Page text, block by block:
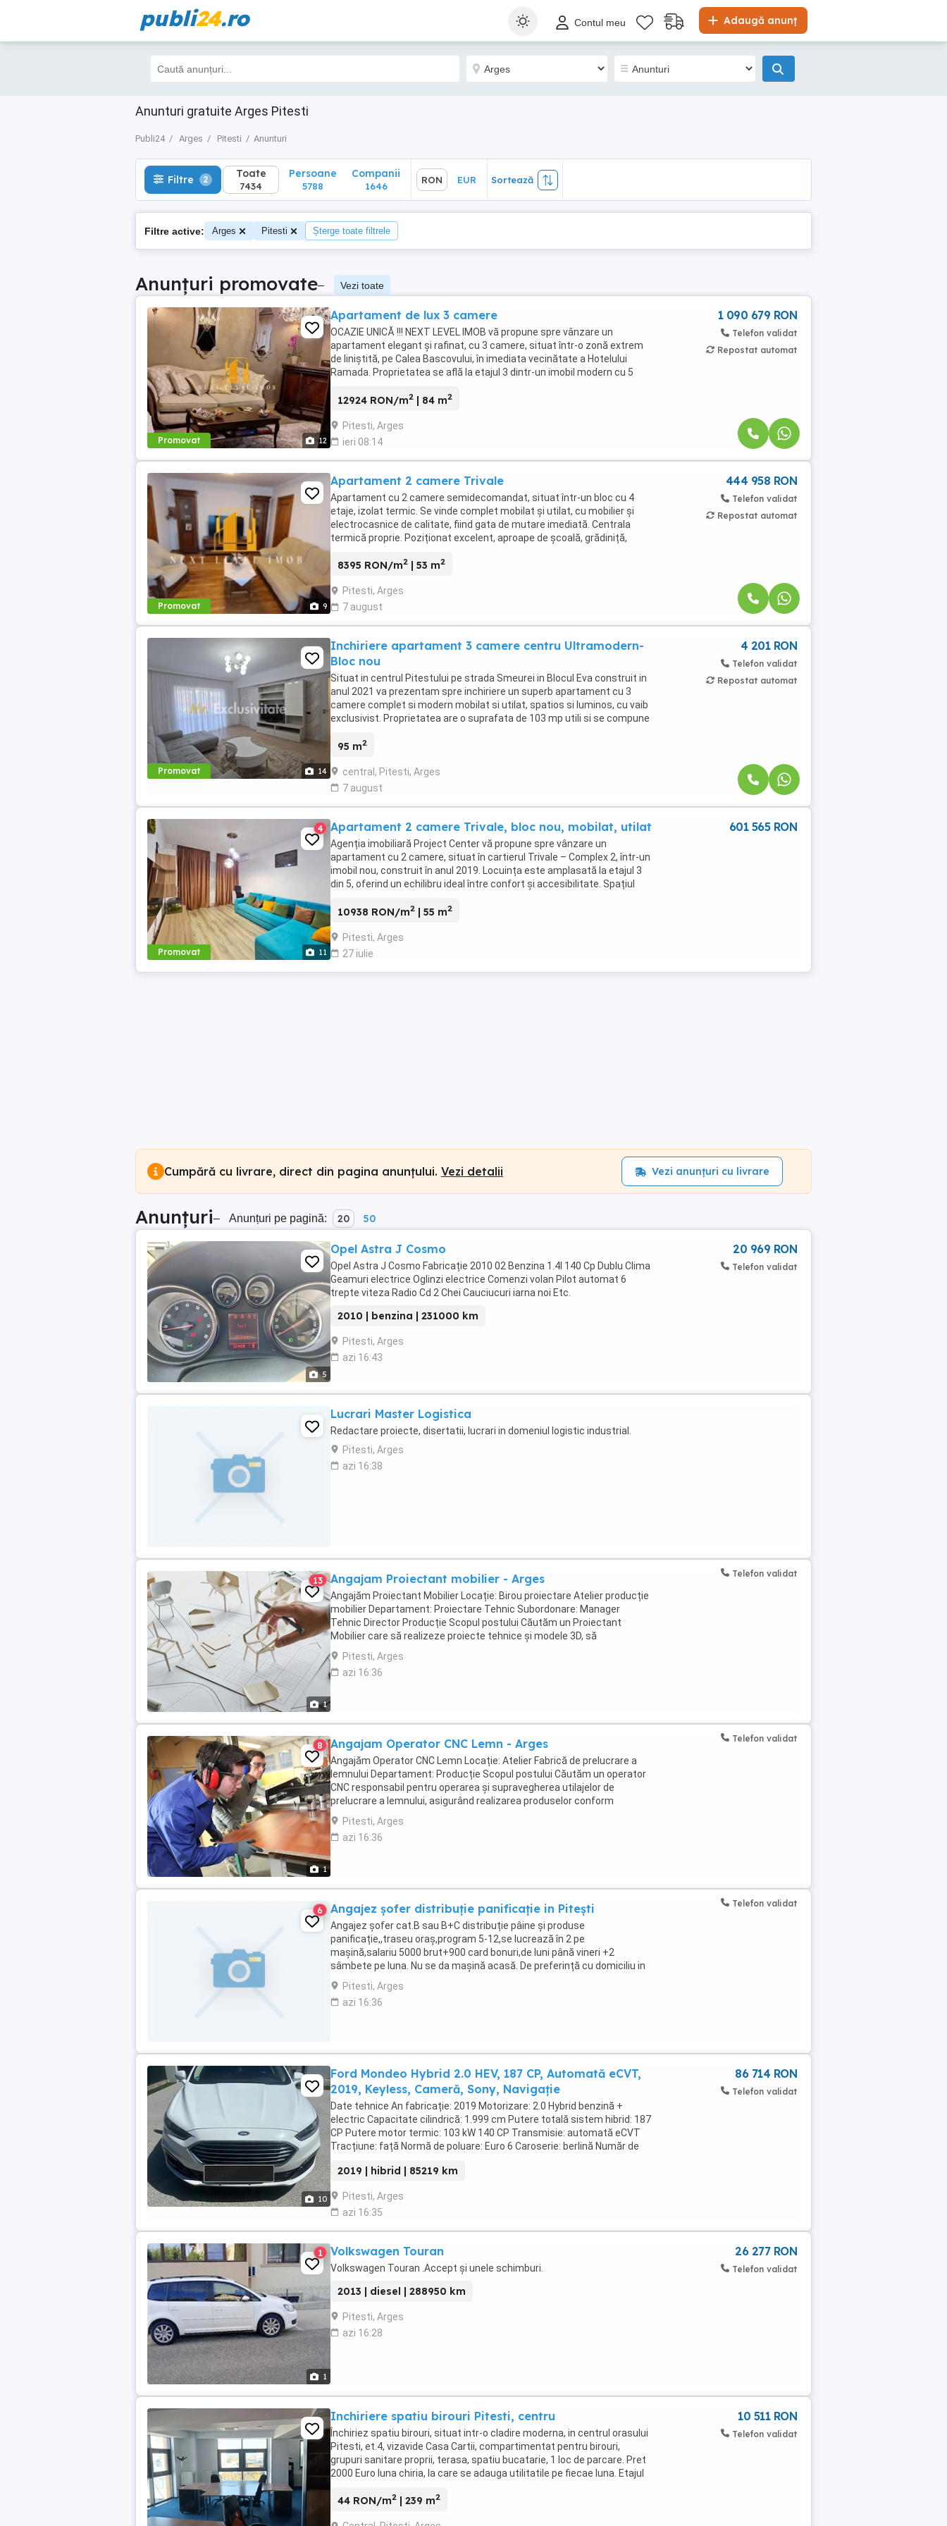
publi24.ro Adaugă anunț
Contul meu
Anunturi gratuite Arges Pitesti
Publi24 Arges Pitesti Anunturi
Filtre 2 Toate
7434
Sortează
Filtre 2 Toate
7434
Persoane
5788
Companii
1646
RON EUR Sortează
Filtre active: Arges Pitesti Șterge toate filtrele
Anunțuri promovate– Vezi toate
Promovat 12
Apartament de lux 3 camere
OCAZIE UNICĂ !!! NEXT LEVEL IMOB vă propune spre vânzare un
apartament elegant și rafinat, cu 3 camere, situat într-o zonă extrem
de liniștită, pe Calea Bascovului, în imediata vecinătate a Hotelului
Ramada. Proprietatea se află la etajul 3 dintr-un imobil modern cu 5
12924 RON/m2 | 84 m2
Pitesti, Arges
ieri 08:14
1 090 679 RON
Telefon validat
Repostat automat
Promovat 9
Apartament 2 camere Trivale
Apartament cu 2 camere semidecomandat, situat într-un bloc cu 4
etaje, izolat termic. Se vinde complet mobilat și utilat, cu mobilier și
electrocasnice de calitate, fiind gata de mutare imediată. Centrala
termică proprie. Poziționat excelent, aproape de școală, grădiniță,
8395 RON/m2 | 53 m2
Pitesti, Arges
7 august
444 958 RON
Telefon validat
Repostat automat
Promovat 14
Inchiriere apartament 3 camere centru Ultramodern-
Bloc nou
Situat in centrul Pitestului pe strada Smeurei in Blocul Eva construit in
anul 2021 va prezentam spre inchiriere un superb apartament cu 3
camere complet si modern mobilat si utilat, spatios si luminos, cu vaib
exclusivist. Proprietatea are o suprafata de 103 mp utili si se compune
95 m2
central, Pitesti, Arges
7 august
4 201 RON
Telefon validat
Repostat automat
Promovat 11
4 Apartament 2 camere Trivale, bloc nou, mobilat, utilat
Agenția imobiliară Project Center vă propune spre vânzare un
apartament cu 2 camere, situat în cartierul Trivale – Complex 2, într-un
imobil nou, construit în anul 2019. Locuința este amplasată la etajul 3
din 5, oferind un echilibru ideal între confort și accesibilitate. Spațiul
10938 RON/m2 | 55 m2
Pitesti, Arges
27 iulie
601 565 RON
Cumpără cu livrare, direct din pagina anunțului. Vezi detalii Vezi anunțuri cu livrare
Anunțuri– Anunțuri pe pagină: 20 50
5
Opel Astra J Cosmo
Opel Astra J Cosmo Fabricație 2010 02 Benzina 1.4l 140 Cp Dublu Clima
Geamuri electrice Oglinzi electrice Comenzi volan Pilot automat 6
trepte viteza Radio Cd 2 Chei Cauciucuri iarna noi Etc.
2010 | benzina | 231000 km
Pitesti, Arges
azi 16:43
20 969 RON
Telefon validat
Lucrari Master Logistica
Redactare proiecte, disertatii, lucrari in domeniul logistic industrial.
Pitesti, Arges
azi 16:38
1
13 Angajam Proiectant mobilier - Arges
Angajăm Proiectant Mobilier Locație: Birou proiectare Atelier producție
mobilier Departament: Proiectare Tehnic Subordonare: Manager
Tehnic Director Producție Scopul postului Căutăm un Proiectant
Mobilier care să realizeze proiecte tehnice și modele 3D, să
pregătească documentația necesară ...
Pitesti, Arges
azi 16:36
Telefon validat
1
8 Angajam Operator CNC Lemn - Arges
Angajăm Operator CNC Lemn Locație: Atelier Fabrică de prelucrare a
lemnului Departament: Producție Scopul postului Căutăm un operator
CNC responsabil pentru operarea și supravegherea utilajelor de
prelucrare a lemnului, asigurând realizarea produselor conform
cerințelor tehnice și standardelor ...
Pitesti, Arges
azi 16:36
Telefon validat
6 Angajez șofer distribuție panificație in Pitești
Angajez șofer cat.B sau B+C distribuție pâine și produse
panificație,,traseu oraș,program 5-12,se lucrează în 2 pe
mașină,salariu 5000 brut+900 card bonuri,de luni până vineri +2
sâmbete pe luna. Nu se da mașină acasă. De preferință cu domiciliu in
Pitești.
Pitesti, Arges
azi 16:36
Telefon validat
10
Ford Mondeo Hybrid 2.0 HEV, 187 CP, Automată eCVT,
2019, Keyless, Cameră, Sony, Navigație
Date tehnice An fabricație: 2019 Motorizare: 2.0 Hybrid benzină +
electric Capacitate cilindrică: 1.999 cm Putere totală sistem hibrid: 187
CP Putere motor termic: 103 kW 140 CP Transmisie: automată eCVT
Tracțiune: față Normă de poluare: Euro 6 Caroserie: berlină Număr de
2019 | hibrid | 85219 km
Pitesti, Arges
azi 16:35
86 714 RON
Telefon validat
1
1 Volkswagen Touran
Volkswagen Touran .Accept și unele schimburi.
2013 | diesel | 288950 km
Pitesti, Arges
azi 16:28
26 277 RON
Telefon validat
Inchiriere spatiu birouri Pitesti, centru
Închiriez spatiu birouri, situat intr-o cladire moderna, in centrul orasului
Pitesti, et.4, vizavide Casa Cartii, compartimentat pentru birouri,
grupuri sanitare proprii, terasa, spatiu bucatarie, 1 loc de parcare. Pret
2000 Euro luna chiria, la care se adauga utilitatile pe fiecae luna. Etajul
44 RON/m2 | 239 m2
10 511 RON
Telefon validat